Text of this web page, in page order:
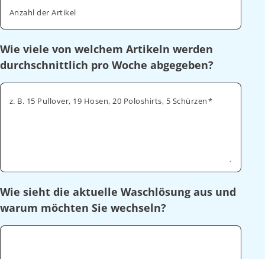
Anzahl der Artikel
Wie viele von welchem Artikeln werden
durchschnittlich pro Woche abgegeben?
z. B. 15 Pullover, 19 Hosen, 20 Poloshirts, 5 Schürzen
Wie sieht die aktuelle Waschlösung aus und
warum möchten Sie wechseln?